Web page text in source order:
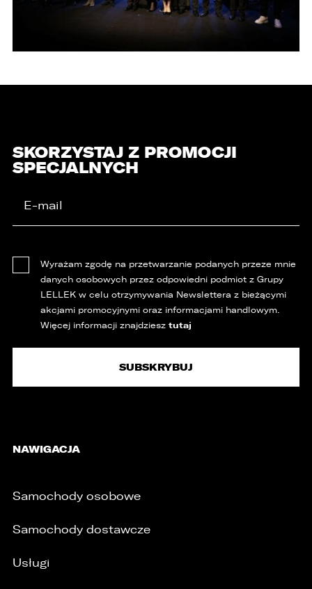
SKORZYSTAJ Z PROMOCJI
SPECJALNYCH
Wyrażam zgodę na przetwarzanie podanych przeze mnie
danych osobowych przez odpowiedni podmiot z Grupy
LELLEK w celu otrzymywania Newslettera z bieżącymi
akcjami promocyjnymi oraz informacjami handlowym.
Więcej informacji znajdziesz tutaj
NAWIGACJA
Samochody osobowe
Samochody dostawcze
Usługi
osobowych do państwa trzeciego lub